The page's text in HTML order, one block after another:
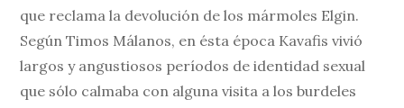
que reclama la devolución de los mármoles Elgin.
Según Timos Málanos, en ésta época Kavafis vivió
largos y angustiosos períodos de identidad sexual
que sólo calmaba con alguna visita a los burdeles